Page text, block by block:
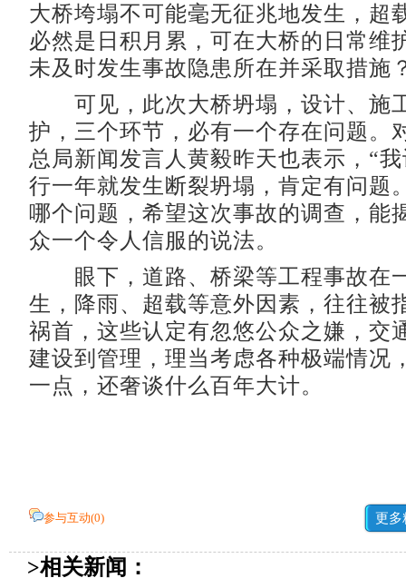
大桥垮塌不可能毫无征兆地发生，超
必然是日积月累，可在大桥的日常维
未及时发生事故隐患所在并采取措施
可见，此次大桥坍塌，设计、施
护，三个环节，必有一个存在问题。
总局新闻发言人黄毅昨天也表示，“
行一年就发生断裂坍塌，肯定有问题
哪个问题，希望这次事故的调查，能
众一个令人信服的说法。
眼下，道路、桥梁等工程事故在
生，降雨、超载等意外因素，往往被
祸首，这些认定有忽悠公众之嫌，交
建设到管理，理当考虑各种极端情况
一点，还奢谈什么百年大计。
参与互动(0) 更多
>相关新闻：